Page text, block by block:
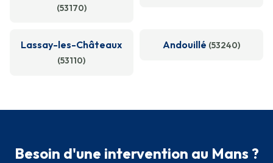
(53170)
Lassay-les-Châteaux
(53110)
Andouillé (53240)
Besoin d'une intervention au Mans ?